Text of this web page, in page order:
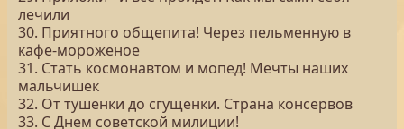
лечили
30. Приятного общепита! Через пельменную в
кафе-мороженое
31. Стать космонавтом и мопед! Мечты наших
мальчишек
32. От тушенки до сгущенки. Страна консервов
33. С Днем советской милиции!